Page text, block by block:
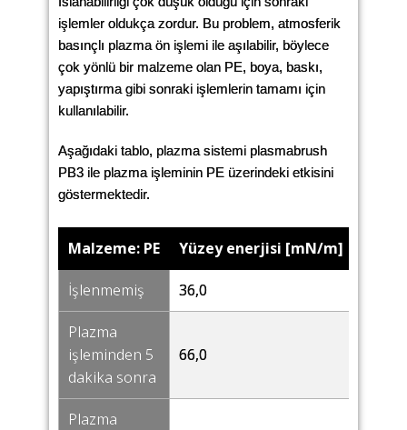
işlemler oldukça zordur. Bu problem, atmosferik
basınçlı plazma ön işlemi ile aşılabilir, böylece
çok yönlü bir malzeme olan PE, boya, baskı,
yapıştırma gibi sonraki işlemlerin tamamı için
kullanılabilir.
Aşağıdaki tablo, plazma sistemi plasmabrush
PB3 ile plazma işleminin PE üzerindeki etkisini
göstermektedir.
Malzeme: PE Yüzey enerjisi [mN/m]
İşlenmemiş 36,0
Plazma
işleminden 5
dakika sonra
66,0
Plazma